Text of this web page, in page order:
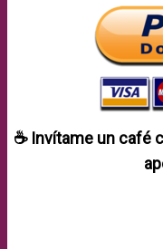
☕ Invítame un café